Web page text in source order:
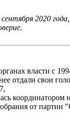
2020
власти с
отдали свои
от